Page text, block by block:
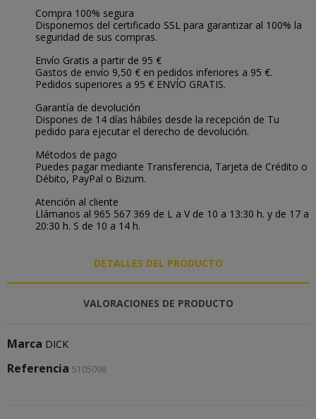
Compra 100% segura
Disponemos del certificado SSL para garantizar al 100% la
seguridad de sus compras.
Envío Gratis a partir de 95 €
Gastos de envío 9,50 € en pedidos inferiores a 95 €.
Pedidos superiores a 95 € ENVÍO GRATIS.
Garantía de devolución
Dispones de 14 días hábiles desde la recepción de Tu
pedido para ejecutar el derecho de devolución.
Métodos de pago
Puedes pagar mediante Transferencia, Tarjeta de Crédito o
Débito, PayPal o Bizum.
Atención al cliente
Llámanos al 965 567 369 de L a V de 10 a 13:30 h. y de 17 a
20:30 h. S de 10 a 14 h.
DETALLES DEL PRODUCTO
VALORACIONES DE PRODUCTO
Marca DICK
Referencia 5105098